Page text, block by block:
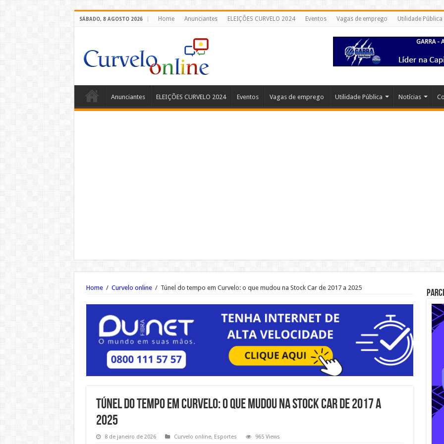
SÁBADO, 8 AGOSTO 2026 Home Anunciantes ELEIÇÕES CURVELO 2024 Eventos Vagas de emprego Utilidade Pública
Anunciantes ELEIÇÕES CURVELO 2024 Eventos Vagas de emprego Utilidade Pública Notícias
Home / Curvelo online / Túnel do tempo em Curvelo: o que mudou na Stock Car de 2017 a 2025
Túnel do tempo em Curvelo: o que mudou na Stock Car de 2017 a
2025
8 de janeiro de 2026 Curvelo online, Esportes 965 Views